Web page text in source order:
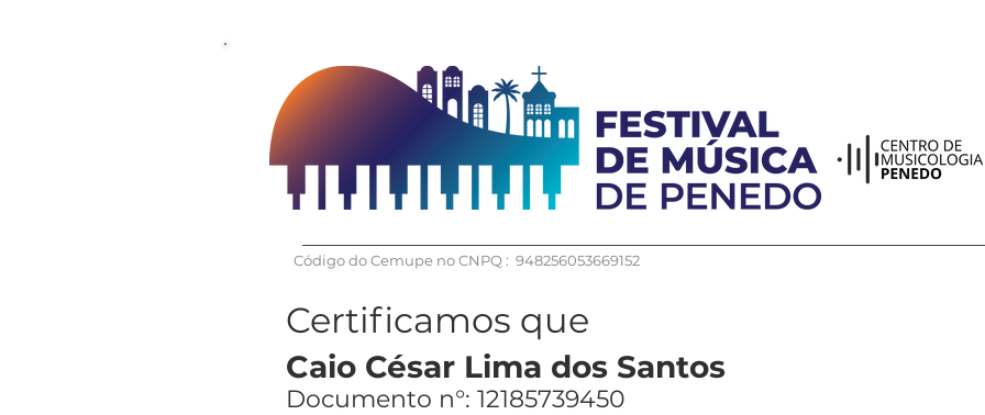
Código do Cemupe no CNPQ : 948256053669152
Certificamos que
Caio César Lima dos Santos
Documento n°: 12185739450